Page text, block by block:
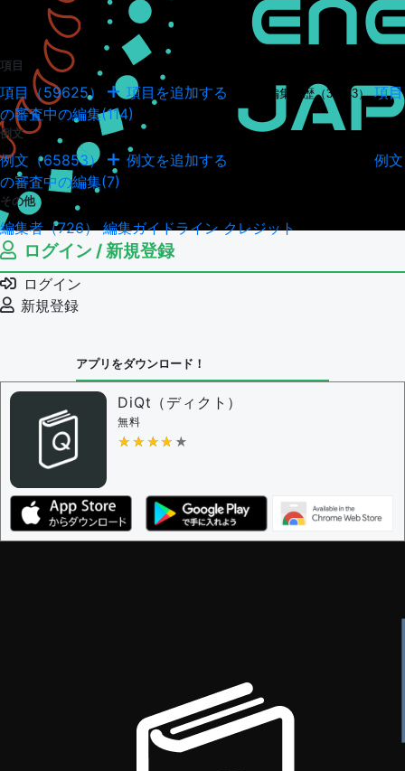
項目
項目（59625） 項目を追加する 項目の編集履歴（34943） 項目
の審査中の編集(114)
例文
例文（65853） 例文を追加する
例文
の審査中の編集(7)
その他
編集者（726）編集ガイドラインクレジット
ログイン / 新規登録
ログイン
新規登録
アプリをダウンロード！
DiQt（ディクト）
無料
★★★★★
★★★★★